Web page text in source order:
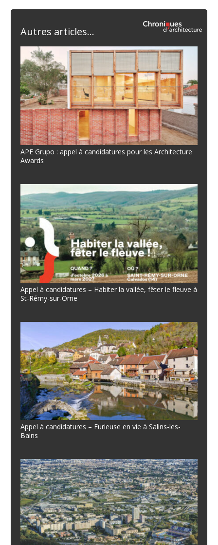
Autres articles...
APE Grupo : appel à candidatures pour les Architecture
Awards
Appel à candidatures – Habiter la vallée, fêter le fleuve à
St-Rémy-sur-Orne
Appel à candidatures – Furieuse en vie à Salins-les-
Bains